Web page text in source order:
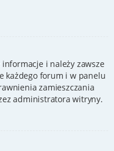
i należy zawsze
każdego forum i w panelu
zamieszczania
administratora witryny.